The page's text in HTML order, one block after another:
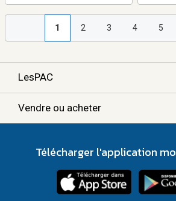
1 2 3 4 5
LesPAC
Vendre ou acheter
Télécharger l'application